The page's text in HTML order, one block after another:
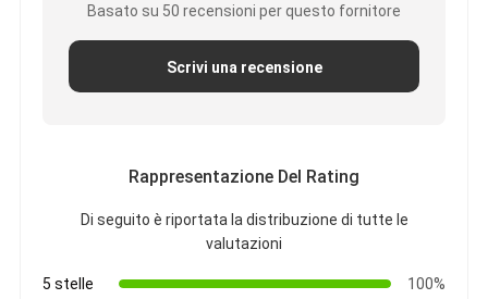
Basato su 50 recensioni per questo fornitore
Scrivi una recensione
Rappresentazione Del Rating
Di seguito è riportata la distribuzione di tutte le
valutazioni
5 stelle
100%